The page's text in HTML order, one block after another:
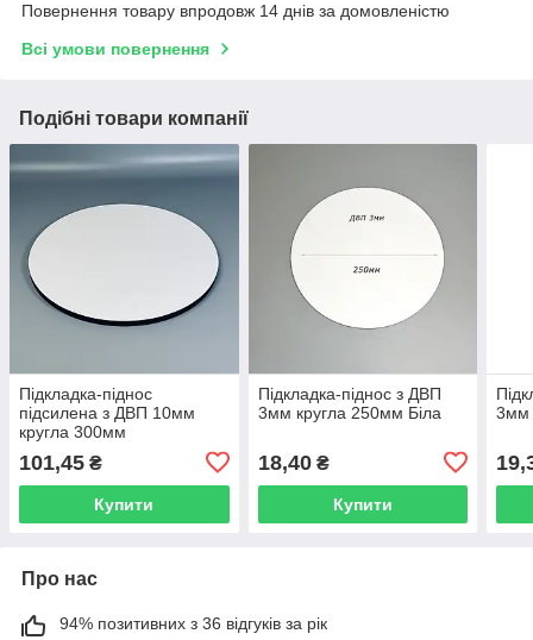
Повернення товару впродовж 14 днів за домовленістю
Всі умови повернення
Подібні товари компанії
Підкладка-піднос
підсилена з ДВП 10мм
кругла 300мм
101,45 ₴
Купити
Підкладка-піднос з ДВП
3мм кругла 250мм Біла
18,40₴
Купити
3мм
Про нас
94% позитивних з 36 відгуків за рік